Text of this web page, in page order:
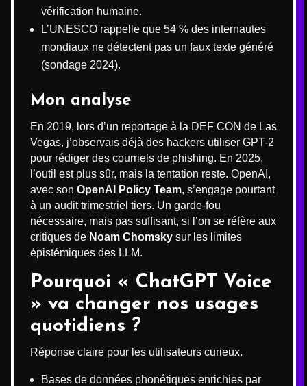
vérification humaine.
L’UNESCO rappelle que 54 % des internautes
mondiaux ne détectent pas un faux texte généré
(sondage 2024).
Mon analyse
En 2019, lors d’un reportage à la DEF CON de Las
Vegas, j’observais déjà des hackers utiliser GPT-2
pour rédiger des courriels de phishing. En 2025,
l’outil est plus sûr, mais la tentation reste. OpenAI,
avec son OpenAI Policy Team, s’engage pourtant
à un audit trimestriel tiers. Un garde-fou
nécessaire, mais pas suffisant, si l’on se réfère aux
critiques de Noam Chomsky sur les limites
épistémiques des LLM.
Pourquoi « ChatGPT Voice
» va changer nos usages
quotidiens ?
Réponse claire pour les utilisateurs curieux.
Bases de données phonétiques enrichies par